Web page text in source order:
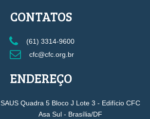
CONTATOS
(61) 3314-9600
cfc@cfc.org.br
ENDEREÇO
SAUS Quadra 5 Bloco J Lote 3 - Edifício CFC
Asa Sul - Brasília/DF